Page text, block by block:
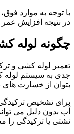
با توجه به موارد
در نتیجه افزایش
چگونه لوله
تعمیر لوله کشی و
جدی به سیستم
بتوان از خسارت های
برای تشخیص
آب بدون دلیل می
نشتی یا ترکیدگی را